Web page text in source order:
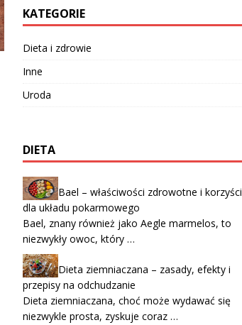
KATEGORIE
Dieta i zdrowie
Inne
Uroda
DIETA
Bael – właściwości zdrowotne i korzyści
dla układu pokarmowego
Bael, znany również jako Aegle marmelos, to
niezwykły owoc, który …
Dieta ziemniaczana – zasady, efekty i
przepisy na odchudzanie
Dieta ziemniaczana, choć może wydawać się
niezwykle prosta, zyskuje coraz …